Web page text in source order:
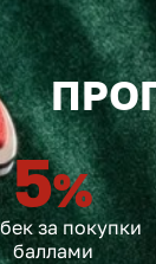
5%
за покупки
баллами